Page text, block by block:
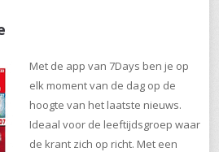
Met de app van 7Days ben je op
elk moment van de dag op de
hoogte van het laatste nieuws.
Ideaal voor de leeftijdsgroep waar
de krant zich op richt. Met een